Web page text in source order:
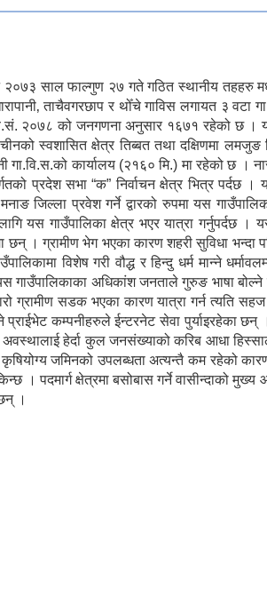
२०७३ साल फाल्गुण २७ गते गठित स्थानीय तहहरु
ताचैवगरछाप र थोँचे गाविस लगायत ३ वटा
२०७८ को जनगणना अनुसार १६७१ रहेको छ । यस
चीनको स्वशासित क्षेत्र तिब्बत तथा दक्षिणमा
कार्यालय (२१६० मि.) मा रहेको छ ।
प्रदेश सभा “क” निर्वाचन क्षेत्र भित्र पर्दछ ।
जिल्ला प्रवेश गर्ने द्वारको रुपमा यस
यस गाउँपालिका क्षेत्र भएर यात्रा गर्नुपर्दछ ।
। ग्रामीण भेग भएका कारण शहरी सुविधा भन्दा
विशेष गरी वौद्ध र हिन्दु धर्म मान्ने
गाउँपालिकाका अधिकांश जनताले गुरुङ भाषा
ग्रामीण सडक भएका कारण यात्रा गर्न त्यति
कम्पनीहरुले ईन्टरनेट सेवा पुर्याइरहेका छन्
हेर्दा कुल जनसंख्याको करिब आधा
जमिनको उपलब्धता अत्यन्तै कम रहेको
पदमार्ग क्षेत्रमा बसोबास गर्ने वासीन्दाको मुख्य
।